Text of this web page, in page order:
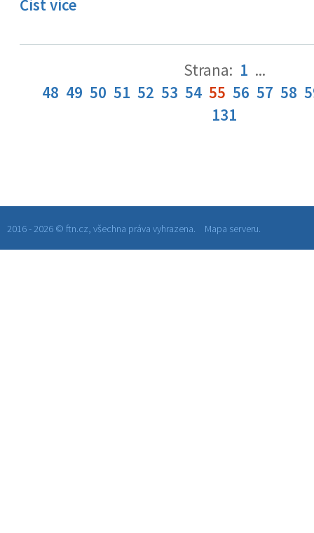
Číst více
Strana: 1 ...
48 49 50 51 52 53 54 55 56 57 58
131
2016 - 2026 © ftn.cz, všechna práva vyhrazena. Mapa serveru.